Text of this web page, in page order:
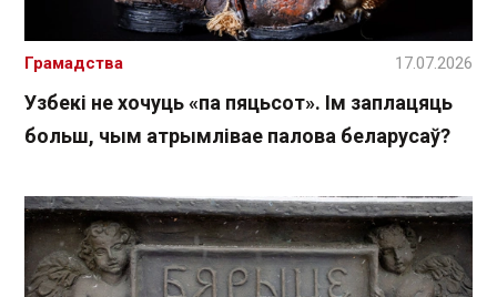
Узбекі не хочуць «па пяцьсот». Ім заплацяць
больш, чым атрымлівае палова беларусаў?
Грамадства 17.07.2026